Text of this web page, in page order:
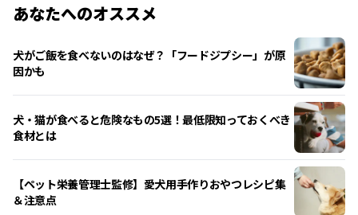
あなたへのオススメ
犬がご飯を食べないのはなぜ？「フードジプシー」が原
因かも
犬・猫が食べると危険なもの5選！最低限知っておくべき
食材とは
【ペット栄養管理士監修】愛犬用手作りおやつレシピ集
＆注意点